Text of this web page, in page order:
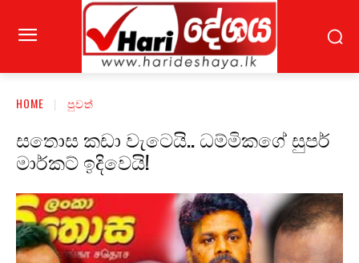
HOME පුවත්
සතොස කඩා වැටෙයි.. ධම්මිකගේ සුපර්
මාර්කට් ඉදිවෙයි!